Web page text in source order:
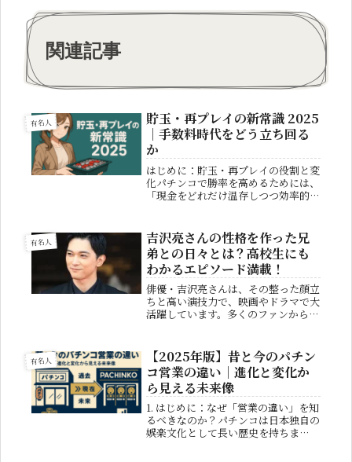
関連記事
有名人
貯玉・再プレイの新常識 2025
｜手数料時代をどう立ち回る
か
はじめに：貯玉・再プレイの役割と変
化パチンコで勝率を高めるためには、
「現金をどれだけ温存しつつ効率的に
と「再プレイ」という仕組みです。こ
れらを活用すれば、出玉をカードに預
けて...
有名人
吉沢亮さんの性格を作った兄
弟との日々とは？高校生にも
わかるエピソード満載！
俳優・吉沢亮さんは、その整った顔立
ちと高い演技力で、映画やドラマで大
活躍しています。多くのファンから
シュな家庭で育ちました。この記事で
は、「吉沢亮 兄弟」というテーマに
注目...
有名人
【2025年版】昔と今のパチン
コ営業の違い｜進化と変化か
ら見える未来像
1. はじめに：なぜ「営業の違い」を知
るべきなのか？パチンコは日本独自の
娯楽文化として長い歴史を持ちま